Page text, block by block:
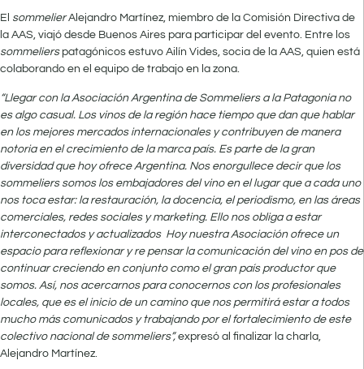
El sommelierAlejandro Martínez, miembro de la Comisión Directiva de
la AAS, viajó desde Buenos Aires para participar del evento. Entre los
sommelierspatagónicos estuvo Ailín Vides, socia de la AAS, quien está
colaborando en el equipo de trabajo en la zona.
“Llegar con la Asociación Argentina de Sommeliers a la Patagonia no
es algo casual. Los vinos de la región hace tiempo que dan que hablar
en los mejores mercados internacionales y contribuyen de manera
notoria en el crecimiento de la marca país. Es parte de la gran
diversidad que hoy ofrece Argentina. Nos enorgullece decir que los
sommeliers somos los embajadores del vino en el lugar que a cada uno
nos toca estar: la restauración, la docencia, el periodismo, en las áreas
comerciales, redes sociales y marketing. Ello nos obliga a estar
interconectados y actualizados Hoy nuestra Asociación ofrece un
espacio para reflexionar y re pensar la comunicación del vino en pos de
continuar creciendo en conjunto como el gran país productor que
somos. Así, nos acercarnos para conocernos con los profesionales
locales, que es el inicio de un camino que nos permitirá estar a todos
mucho más comunicados y trabajando por el fortalecimiento de este
colectivo nacional de sommeliers”,expresó al finalizar la charla,
Alejandro Martínez.